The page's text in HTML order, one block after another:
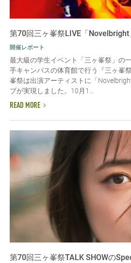
第70回三ヶ峯祭LIVE「Novelbright
開催レポート
最大級の学生イベント「三ヶ峯祭」の
手キャンパスの体育館で行う『三ヶ峯
峯祭は出演アーティストに「
ブが実現しました。10月1...
READ MORE
第70回三ヶ峯祭TALK SHOWの